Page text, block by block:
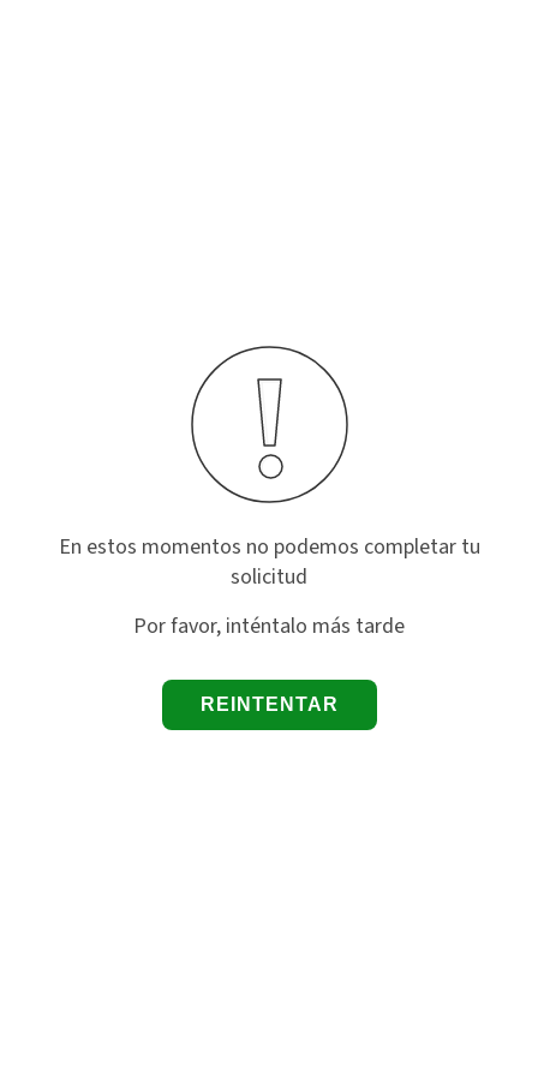
En estos momentos no podemos completar tu
solicitud
Por favor, inténtalo más tarde
REINTENTAR